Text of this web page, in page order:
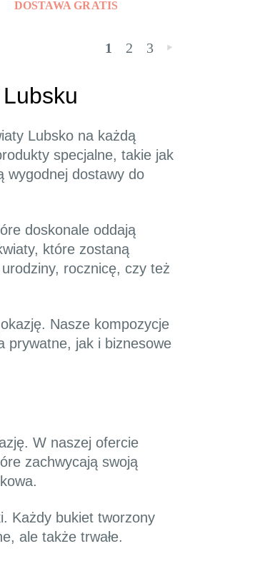
DOSTAWA GRATIS
1 2 3 »
Lubsko na każdą
specjalne, takie jak
wygodnej dostawy do
doskonale oddają
które zostaną
rocznicę, czy też
Nasze kompozycje
prywatne, jak i biznesowe
W naszej ofercie
zachwycają swoją
Każdy bukiet tworzony
ale także trwałe.